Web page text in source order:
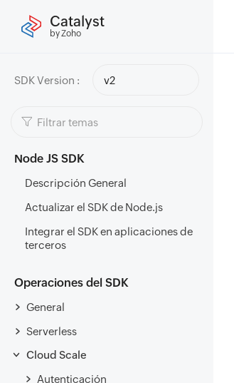
Catalyst
by Zoho
SDK Version : v2
Node JS SDK
Descripción General
Actualizar el SDK de Node.js
Integrar el SDK en aplicaciones de
terceros
Operaciones del SDK
General
Serverless
Cloud Scale
Autenticación